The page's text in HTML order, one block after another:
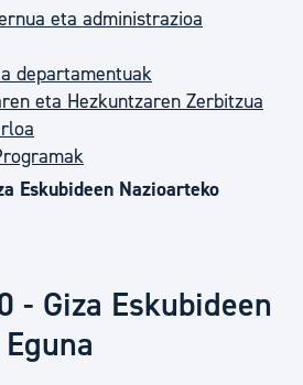
eta administrazioa
departamentuak
eta Hezkuntzaren Zerbitzua
Eskubideen Nazioarteko
- Giza Eskubideen